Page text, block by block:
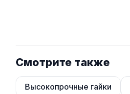
Смотрите также
Высокопрочные гайки